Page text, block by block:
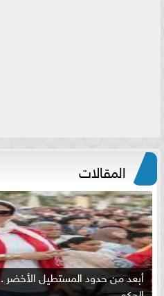
المقالات
أبعد من حدود المستطيل الأخضر